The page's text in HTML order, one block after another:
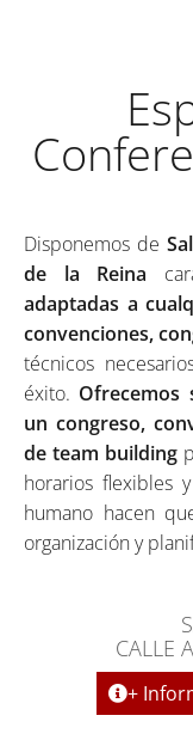
Disponemos de
de la Reina
adaptadas a
convenciones,
técnicos
éxito. Ofrecemos
un congreso,
de team building
horarios flexibles
humano hacen
organización y
CALLE
+